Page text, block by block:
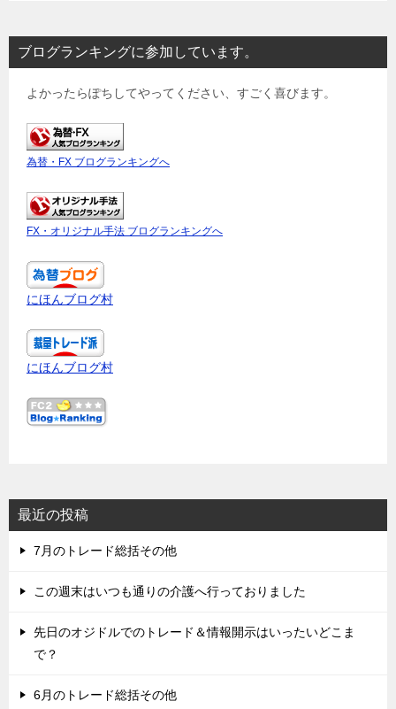
ブログランキングに参加しています。
よかったらぽちしてやってください、すごく喜びます。
為替・FX ブログランキングへ
FX・オリジナル手法 ブログランキングへ
にほんブログ村
にほんブログ村
最近の投稿
7月のトレード総括その他
この週末はいつも通りの介護へ行っておりました
先日のオジドルでのトレード＆情報開示はいったいどこま
で？
6月のトレード総括その他